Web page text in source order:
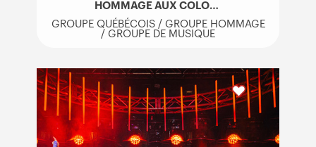
HOMMAGE AUX COLOCS
GROUPE QUÉBÉCOIS / GROUPE HOMMAGE
/ GROUPE DE MUSIQUE